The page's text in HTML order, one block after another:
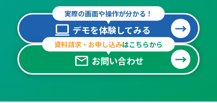
実際の画面や操作が分かる！
computer デモを体験してみる
資料請求・お申し込みはこちらから
mail お問い合わせ